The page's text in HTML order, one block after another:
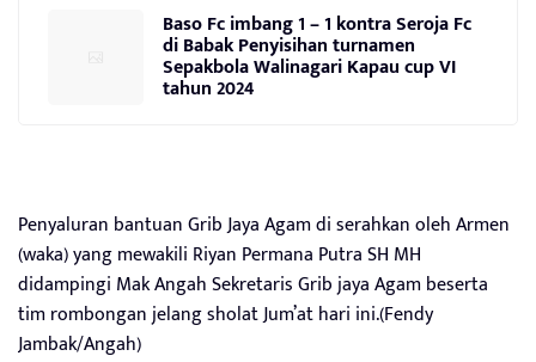
Baso Fc imbang 1 – 1 kontra Seroja Fc
di Babak Penyisihan turnamen
Sepakbola Walinagari Kapau cup VI
tahun 2024
Penyaluran bantuan Grib Jaya Agam di serahkan oleh Armen
(waka) yang mewakili Riyan Permana Putra SH MH
didampingi Mak Angah Sekretaris Grib jaya Agam beserta
tim rombongan jelang sholat Jum’at hari ini.(Fendy
Jambak/Angah)